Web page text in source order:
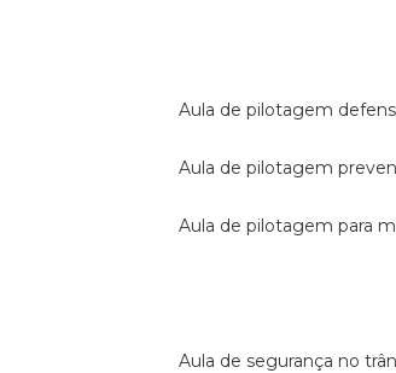
aula de pilotagem
aula de pilotagem
aula de pilotagem para
aula de segurança no